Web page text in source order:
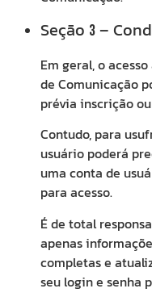
Seção 3 –
Em geral, o
de Comunicação
prévia inscrição
Contudo, para
usuário poderá
uma conta de
para acesso.
É de total
apenas
completas e
seu login e senha